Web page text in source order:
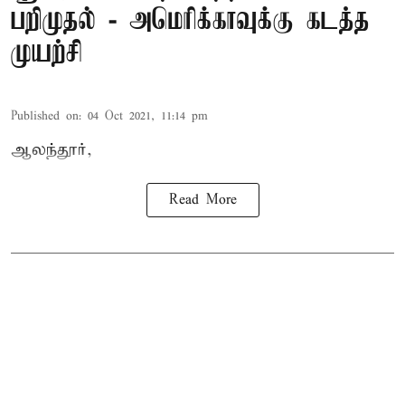
பறிமுதல் - அமெரிக்காவுக்கு கடத்த
முயற்சி
Published on: 04 Oct 2021, 11:14 pm
ஆலந்தூர்,
Read More